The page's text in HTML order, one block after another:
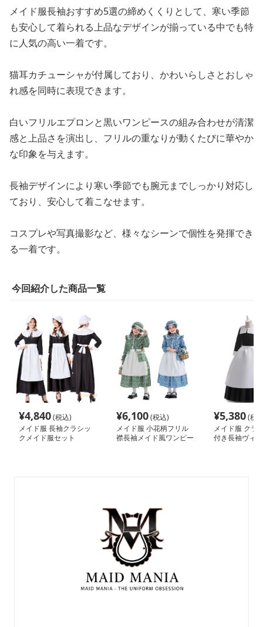
メイド服長袖おすすめ5選の締めくくりとして、寒い季節
も安心して着られる上品なデザインが揃っている中でも特
に人気の高い一着です。
猫耳カチューシャが付属しており、かわいらしさとおしゃ
れ感を同時に表現できます。
白いフリルエプロンと黒いワンピースの組み合わせが清潔
感と上品さを演出し、フリルの重なりが動くたびに華やか
な印象を与えます。
長袖デザインにより寒い季節でも腕元までしっかり対応し
ており、安心して着こなせます。
コスプレや写真撮影など、様々なシーンで個性を発揮でき
る一着です。
今回紹介した商品一覧
¥4,840(税込)
メイド服 長袖クラシッ
クメイド服セット
¥6,100(税込)
メイド服 小花柄フリル
襟長袖メイド風ワンピー
¥5,380(税
メイド服 クラ
付き長袖ヴィ